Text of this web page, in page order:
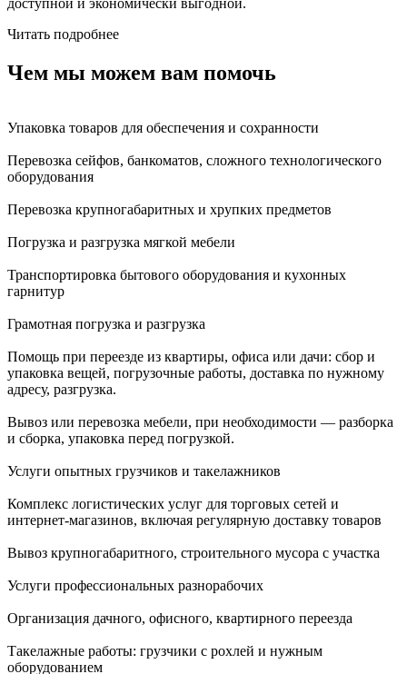
Читать подробнее
Чем мы можем вам помочь
Упаковка товаров для обеспечения и сохранности
Перевозка сейфов, банкоматов, сложного технологического
оборудования
Перевозка крупногабаритных и хрупких предметов
Погрузка и разгрузка мягкой мебели
Транспортировка бытового оборудования и кухонных
гарнитур
Грамотная погрузка и разгрузка
Помощь при переезде из квартиры, офиса или дачи: сбор и
упаковка вещей, погрузочные работы, доставка по нужному
адресу, разгрузка.
Вывоз или перевозка мебели, при необходимости — разборка
и сборка, упаковка перед погрузкой.
Услуги опытных грузчиков и такелажников
Комплекс логистических услуг для торговых сетей и
интернет-магазинов, включая регулярную доставку товаров
Вывоз крупногабаритного, строительного мусора с участка
Услуги профессиональных разнорабочих
Организация дачного, офисного, квартирного переезда
Такелажные работы: грузчики с рохлей и нужным
оборудованием